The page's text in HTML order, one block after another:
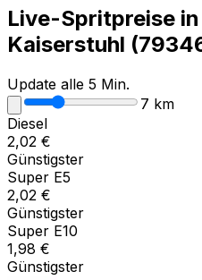
Live-Spritpreise in
Kaiserstuhl (
Update alle 5 Min.
7 km
Diesel
2,02 €
Günstigster
Super E5
2,02 €
Günstigster
Super E10
1,98 €
Günstigster